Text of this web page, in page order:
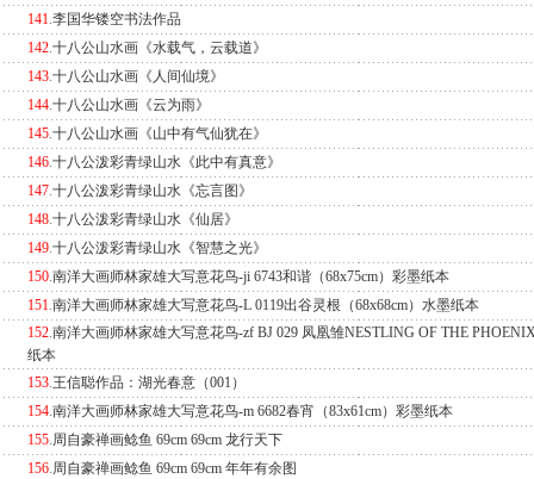
141.李国华镂空书法作品
142.十八公山水画《水载气，云载道》
143.十八公山水画《人间仙境》
144.十八公山水画《云为雨》
145.十八公山水画《山中有气仙犹在》
146.十八公泼彩青绿山水《此中有真意》
147.十八公泼彩青绿山水《忘言图》
148.十八公泼彩青绿山水《仙居》
149.十八公泼彩青绿山水《智慧之光》
150.南洋大画师林家雄大写意花鸟-ji 6743和谐（68x75cm）彩墨纸本
151.南洋大画师林家雄大写意花鸟-L 0119出谷灵根（68x68cm）水墨纸本
152.南洋大画师林家雄大写意花鸟-zf BJ 029 凤凰雏NESTLING OF THE
纸本
153.王信聪作品：湖光春意（001）
154.南洋大画师林家雄大写意花鸟-m 6682春宵（83x61cm）彩墨纸本
155.周自豪禅画鲶鱼 69cm 69cm 龙行天下
156.周自豪禅画鲶鱼 69cm 69cm 年年有余图